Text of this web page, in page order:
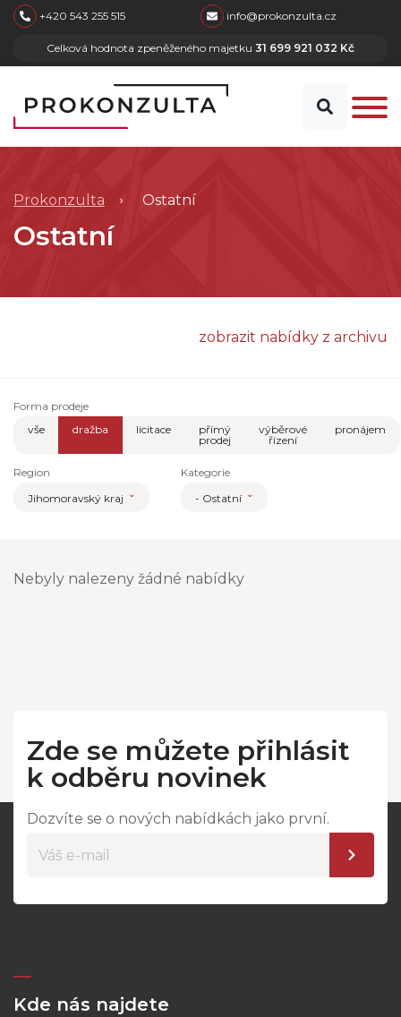
skip to main content
+420 543 255 515 info@prokonzulta.cz
Celková hodnota zpeněženého majetku 31 699 921 032 Kč
Prokonzulta Ostatní
Ostatní
zobrazit nabídky z archivu
Forma prodeje
vše
dražba licitace
přímý
prodej
výběrové
řízení
pronájem
Region
Jihomoravský kraj
Kategorie
- Ostatní
Nebyly nalezeny žádné nabídky
Zde se můžete přihlásit
k odběru novinek
Dozvíte se o nových nabídkách jako první.
Kde nás najdete